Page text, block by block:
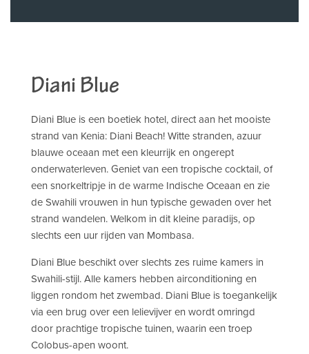
Diani Blue
Diani Blue is een boetiek hotel, direct aan het mooiste
strand van Kenia: Diani Beach! Witte stranden, azuur
blauwe oceaan met een kleurrijk en ongerept
onderwaterleven. Geniet van een tropische cocktail, of
een snorkeltripje in de warme Indische Oceaan en zie
de Swahili vrouwen in hun typische gewaden over het
strand wandelen. Welkom in dit kleine paradijs, op
slechts een uur rijden van Mombasa.
Diani Blue beschikt over slechts zes ruime kamers in
Swahili-stijl. Alle kamers hebben airconditioning en
liggen rondom het zwembad. Diani Blue is toegankelijk
via een brug over een lelievijver en wordt omringd
door prachtige tropische tuinen, waarin een troep
Colobus-apen woont.